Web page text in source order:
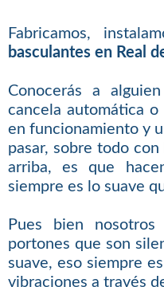
Fabricamos,
basculantes en Real
Conocerás a
cancela automática
en funcionamiento y
pasar, sobre todo
arriba, es que
siempre es lo suave
Pues bien
portones que son
suave, eso siempre
vibraciones a través